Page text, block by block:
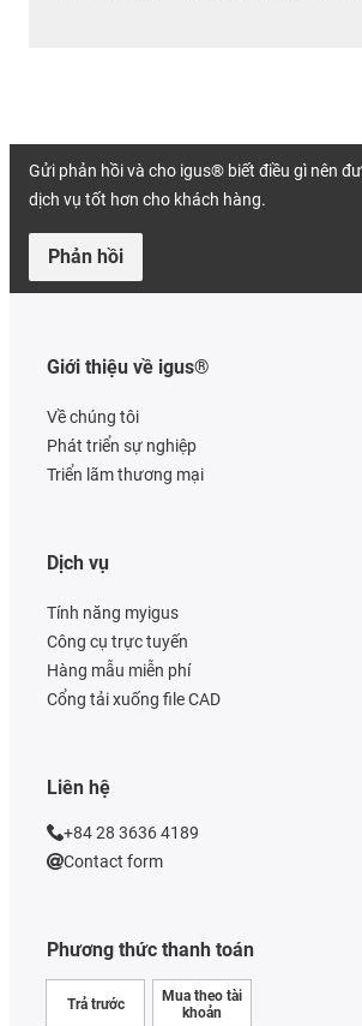
Gửi phản hồi và cho igus® biết điều gì nên
dịch vụ tốt hơn cho khách hàng.
Phản hồi
Giới thiệu về igus®
Về chúng tôi
Phát triển sự nghiệp
Triển lãm thương mại
Phương thức thanh toán
Trả trước
Mua theo tài
khoản
Dịch vụ
Tính năng myigus
Công cụ trực tuyến
Hàng mẫu miễn phí
Cổng tải xuống file CAD
Liên hệ
+84 28 3636 4189
Contact form